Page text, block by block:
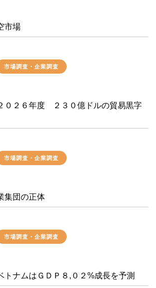
市場
市場調査・企業調査
０２６年度 ２３０億ドルの貿易黒字
市場調査・企業調査
団の正体
市場調査・企業調査
ナムはＧＤＰ８,０２%成長を予測